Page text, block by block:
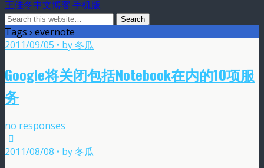
王佳冬中文博客 手机版
Tags › evernote
2011/09/05 • by 冬瓜
Google将关闭包括Notebook在内的10项服
务
no responses
2011/08/08 • by 冬瓜